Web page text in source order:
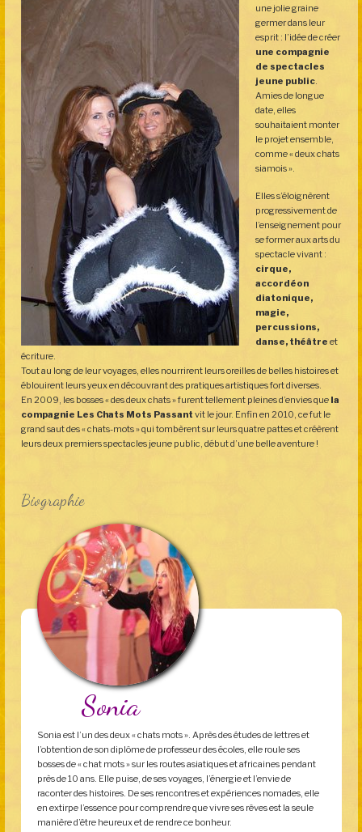
une jolie graine
germer dans leur
esprit : l’idée de créer
une compagnie
de spectacles
jeune public.
Amies de longue
date, elles
souhaitaient monter
le projet ensemble,
comme « deux chats
siamois ».
Elles s’éloignèrent
progressivement de
l’enseignement pour
se former aux arts du
spectacle vivant :
cirque,
accordéon
diatonique,
magie,
percussions,
danse, théâtre et
écriture.
Tout au long de leur voyages, elles nourrirent leurs oreilles de belles histoires et
éblouirent leurs yeux en découvrant des pratiques artistiques fort diverses.
En 2009, les bosses « des deux chats » furent tellement pleines d’envies que la
compagnie Les Chats Mots Passant vit le jour. Enfin en 2010, ce fut le
grand saut des « chats-mots » qui tombèrent sur leurs quatre pattes et créèrent
leurs deux premiers spectacles jeune public, début d’une belle aventure !
Biographie
Sonia
Sonia est l’un des deux « chats mots ». Après des études de lettres et
l’obtention de son diplôme de professeur des écoles, elle roule ses
bosses de « chat mots » sur les routes asiatiques et africaines pendant
près de 10 ans. Elle puise, de ses voyages, l’énergie et l’envie de
raconter des histoires. De ses rencontres et expériences nomades, elle
en extirpe l’essence pour comprendre que vivre ses rêves est la seule
manière d’être heureux et de rendre ce bonheur.